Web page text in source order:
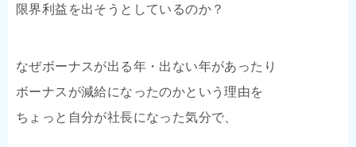
限界利益を出そうとしているのか？
なぜボーナスが出る年・出ない年があったり
ボーナスが減給になったのかという理由を
ちょっと自分が社長になった気分で、